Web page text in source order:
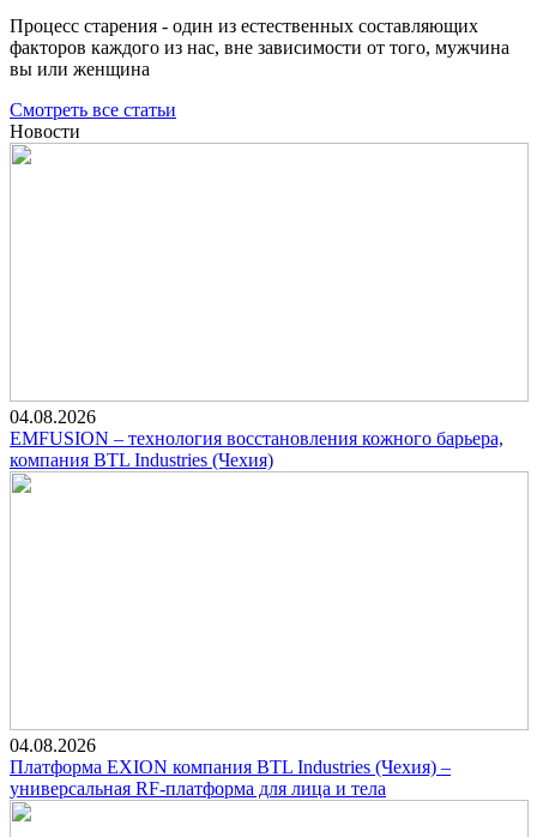
Процесс старения - один из естественных составляющих
факторов каждого из нас, вне зависимости от того, мужчина
вы или женщина
Смотреть все статьи
Новости
04.08.2026
EMFUSION – технология восстановления кожного барьера,
компания BTL Industries (Чехия)
04.08.2026
Платформа EXION компания BTL Industries (Чехия) –
универсальная RF-платформа для лица и тела